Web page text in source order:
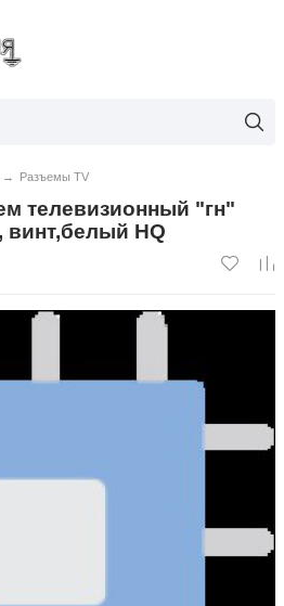
→ Разъемы TV
телевизионный "гн"
винт,белый HQ